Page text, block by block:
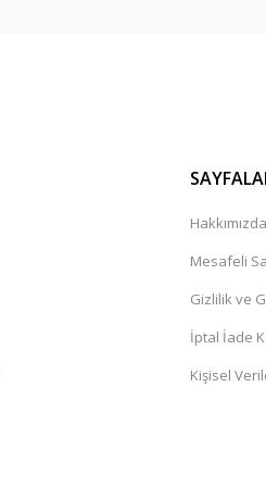
Hakkımızda
Mesafeli
Gizlilik ve
İptal İade
Kişisel